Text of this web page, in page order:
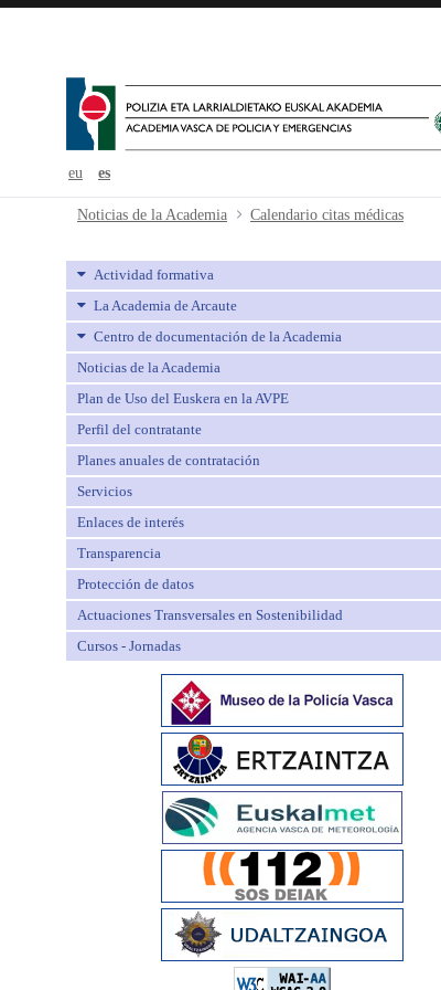
eu es
Calendario citas médicas - avpe
Noticias de la Academia Calendario citas médicas
Actividad formativa
La Academia de Arcaute
Centro de documentación de la Academia
Noticias de la Academia
Plan de Uso del Euskera en la AVPE
Perfil del contratante
Planes anuales de contratación
Servicios
Enlaces de interés
Transparencia
Protección de datos
Actuaciones Transversales en Sostenibilidad
Cursos - Jornadas